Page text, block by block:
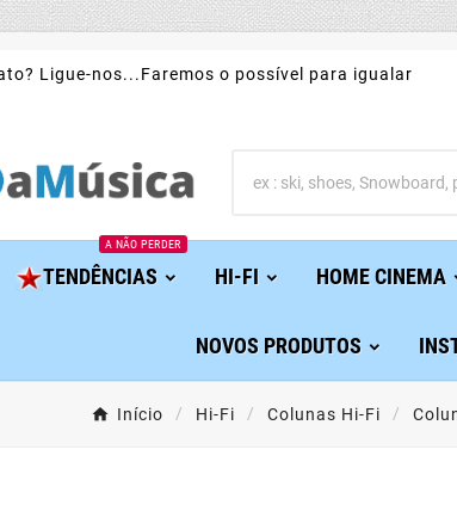
Ligue-nos...Faremos o possível para igualar
TENDÊNCIAS
A NÃO PERDER
HI-FI HOME CINEMA
NOVOS PRODUTOS
Início Hi-Fi Colunas Hi-Fi